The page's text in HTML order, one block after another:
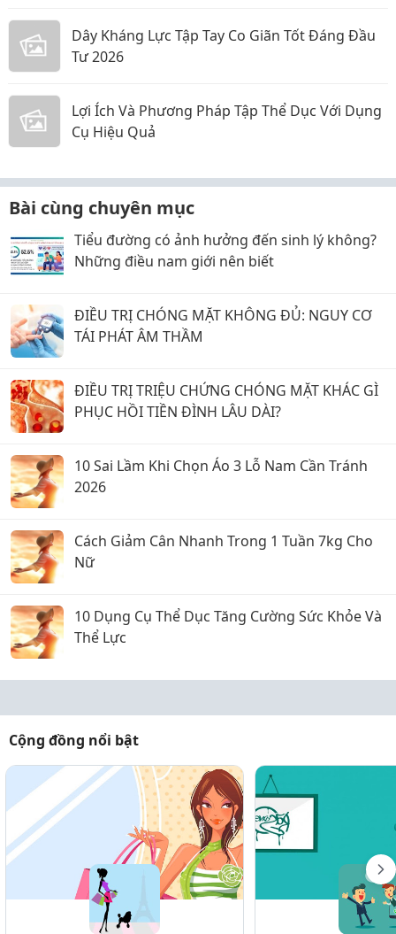
Dây Kháng Lực Tập Tay Co Giãn Tốt Đáng Đầu
Tư 2026
Lợi Ích Và Phương Pháp Tập Thể Dục Với Dụng
Cụ Hiệu Quả
Bài cùng chuyên mục
Tiểu đường có ảnh hưởng đến sinh lý không?
Những điều nam giới nên biết
ĐIỀU TRỊ CHÓNG MẶT KHÔNG ĐỦ: NGUY CƠ
TÁI PHÁT ÂM THẦM
ĐIỀU TRỊ TRIỆU CHỨNG CHÓNG MẶT KHÁC GÌ
PHỤC HỒI TIỀN ĐÌNH LÂU DÀI?
10 Sai Lầm Khi Chọn Áo 3 Lỗ Nam Cần Tránh
2026
Cách Giảm Cân Nhanh Trong 1 Tuần 7kg Cho
Nữ
10 Dụng Cụ Thể Dục Tăng Cường Sức Khỏe Và
Thể Lực
Cộng đồng nổi bật